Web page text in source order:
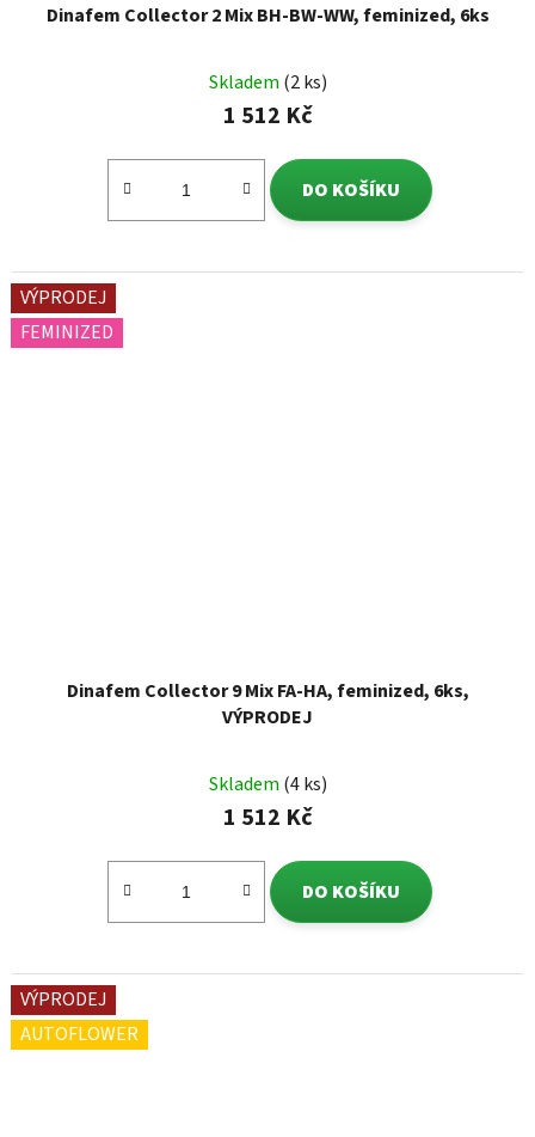
Dinafem Collector 2 Mix BH-BW-WW, feminized, 6ks
Skladem (2 ks)
1 512 Kč
DO KOŠÍKU
VÝPRODEJ
FEMINIZED
Dinafem Collector 9 Mix FA-HA, feminized, 6ks,
VÝPRODEJ
Skladem (4 ks)
1 512 Kč
DO KOŠÍKU
VÝPRODEJ
AUTOFLOWER